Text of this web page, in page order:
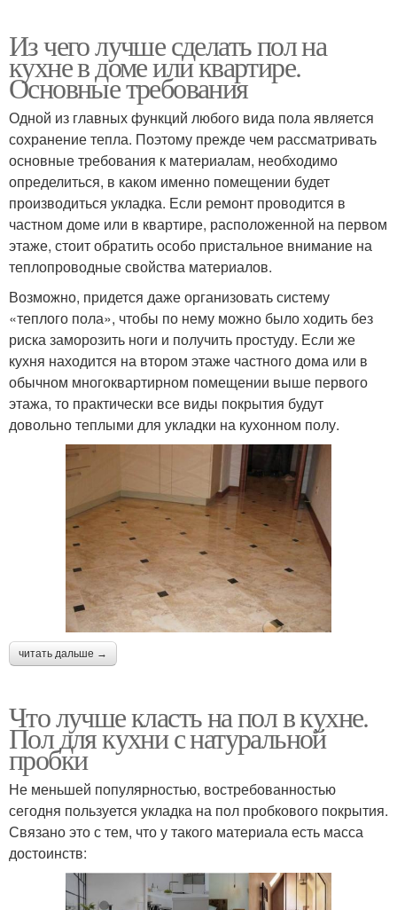
Из чего лучше сделать пол на
кухне в доме или квартире.
Основные требования
Одной из главных функций любого вида пола является
сохранение тепла. Поэтому прежде чем рассматривать
основные требования к материалам, необходимо
определиться, в каком именно помещении будет
производиться укладка. Если ремонт проводится в
частном доме или в квартире, расположенной на первом
этаже, стоит обратить особо пристальное внимание на
теплопроводные свойства материалов.
Возможно, придется даже организовать систему
«теплого пола», чтобы по нему можно было ходить без
риска заморозить ноги и получить простуду. Если же
кухня находится на втором этаже частного дома или в
обычном многоквартирном помещении выше первого
этажа, то практически все виды покрытия будут
довольно теплыми для укладки на кухонном полу.
читать дальше →
Что лучше класть на пол в кухне.
Пол для кухни с натуральной
пробки
Не меньшей популярностью, востребованностью
сегодня пользуется укладка на пол пробкового покрытия.
Связано это с тем, что у такого материала есть масса
достоинств: